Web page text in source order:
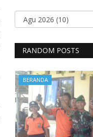
RANDOM POSTS
BERANDA